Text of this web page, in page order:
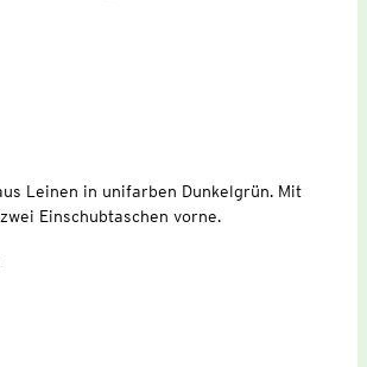
Leinen in unifarben Dunkelgrün. Mit
Einschubtaschen vorne.